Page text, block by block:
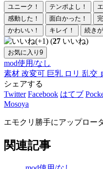
ユニーク！ テンポよし！
感動した！
面白かった！
かわいい！
キレイ！ 続き
(27 いいね)
お気に入り 9
mod使用/なし
素材 改変可 巨乳 ロリ 乱交
シェアする
Twitter Facebook はてブ
Mosoya
エモクリ勝手にアップロー
関連記事